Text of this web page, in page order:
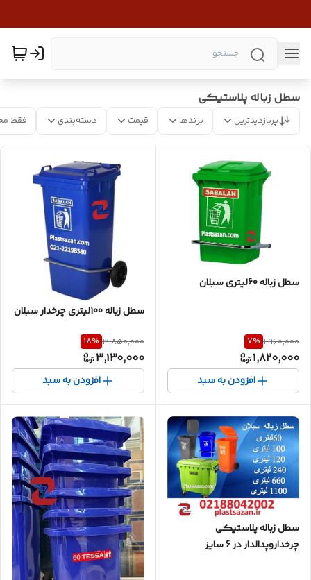
سطل زباله پلاستیکی
پربازدیدترین برندها قیمت دسته‌بندی فقط
سطل زباله 60لیتری سبلان
1,960,000
7%
1,820,000
افزودن به سبد
سطل زباله 100لیتری چرخدار سبلان
3,850,000
18%
3,130,000
افزودن به سبد
سطل زباله پلاستیکی
چرخداروپدالدار در 6 سایز